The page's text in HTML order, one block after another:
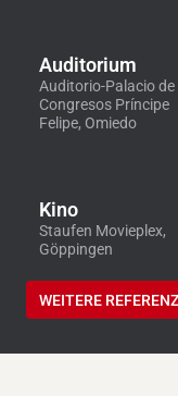
Auditorium
Auditorio-Palacio de
Congresos Príncipe
Felipe, Omiedo
Kino
Staufen Movieplex,
Göppingen
WEITERE